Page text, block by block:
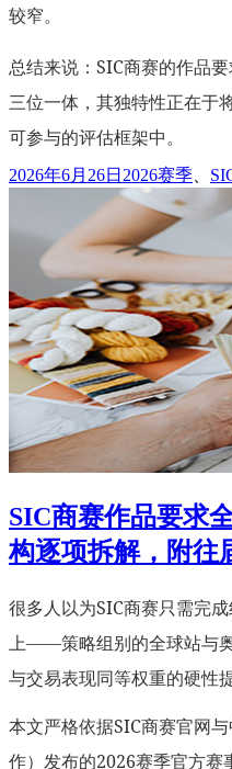
较窄。
总结来说：SIC商赛的作品
三位一体，其独特性正在于
可参与的评估框架中。
发
2026年6月26日 标
签
2026赛季
SIC商赛作品要求
构逐项拆解，附往
很多人以为SIC商赛只需完
上——策略组别的全球站与
与交易表现同等权重的硬性
本文严格依据SIC商赛官网
作）发布的2026赛季官方